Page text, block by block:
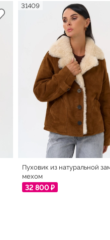
31409
Пуховик из натуральной
мехом
32 800 ₽